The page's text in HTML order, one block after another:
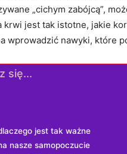
„cichym zabójcą”,
jest tak ‌istotne, jakie
wprowadzić nawyki, które
się...
jest tak ważne
nasze samopoczucie